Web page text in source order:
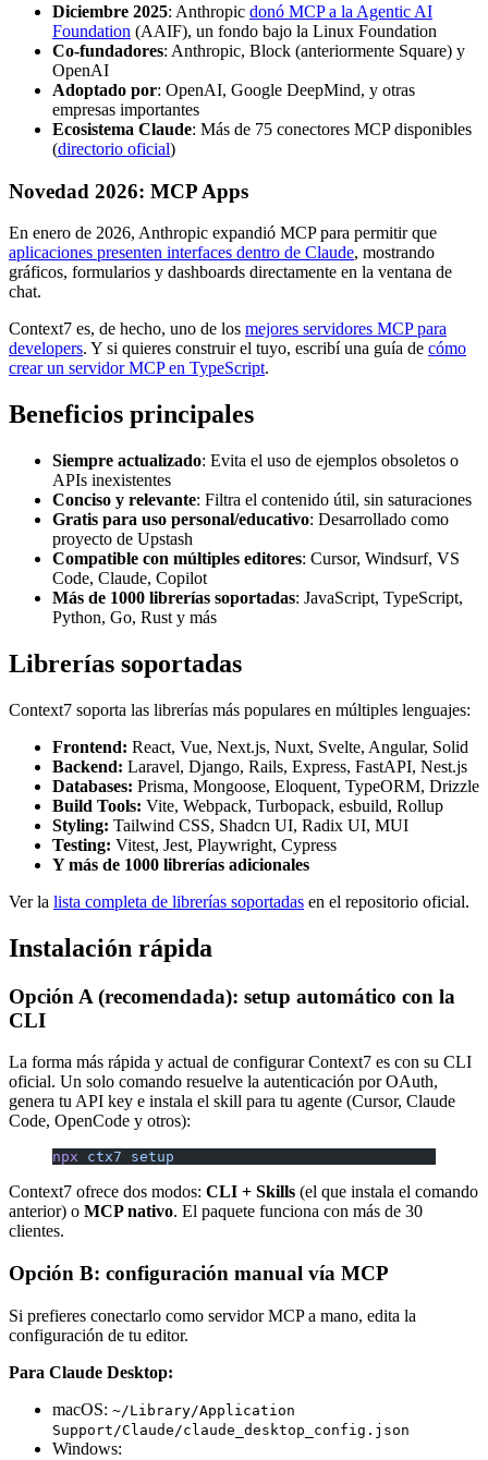
Diciembre 2025: Anthropic donó MCP a la Agentic AI
Foundation (AAIF), un fondo bajo la Linux Foundation
Co-fundadores: Anthropic, Block (anteriormente Square) y
OpenAI
Adoptado por: OpenAI, Google DeepMind, y otras
empresas importantes
Ecosistema Claude: Más de 75 conectores MCP disponibles
(directorio oficial)
Novedad 2026: MCP Apps
En enero de 2026, Anthropic expandió MCP para permitir que
aplicaciones presenten interfaces dentro de Claude, mostrando
gráficos, formularios y dashboards directamente en la ventana de
chat.
Context7 es, de hecho, uno de los mejores servidores MCP para
developers. Y si quieres construir el tuyo, escribí una guía de cómo
crear un servidor MCP en TypeScript.
Beneficios principales
Siempre actualizado: Evita el uso de ejemplos obsoletos o
APIs inexistentes
Conciso y relevante: Filtra el contenido útil, sin saturaciones
Gratis para uso personal/educativo: Desarrollado como
proyecto de Upstash
Compatible con múltiples editores: Cursor, Windsurf, VS
Code, Claude, Copilot
Más de 1000 librerías soportadas: JavaScript, TypeScript,
Python, Go, Rust y más
Librerías soportadas
Context7 soporta las librerías más populares en múltiples lenguajes:
Frontend: React, Vue, Next.js, Nuxt, Svelte, Angular, Solid
Backend: Laravel, Django, Rails, Express, FastAPI, Nest.js
Databases: Prisma, Mongoose, Eloquent, TypeORM, Drizzle
Build Tools: Vite, Webpack, Turbopack, esbuild, Rollup
Styling: Tailwind CSS, Shadcn UI, Radix UI, MUI
Testing: Vitest, Jest, Playwright, Cypress
Y más de 1000 librerías adicionales
Ver la lista completa de librerías soportadas en el repositorio oficial.
Instalación rápida
Opción A (recomendada): setup automático con la
CLI
La forma más rápida y actual de configurar Context7 es con su CLI
oficial. Un solo comando resuelve la autenticación por OAuth,
genera tu API key e instala el skill para tu agente (Cursor, Claude
Code, OpenCode y otros):
npx ctx7 setup
Context7 ofrece dos modos: CLI + Skills (el que instala el comando
anterior) o MCP nativo. El paquete funciona con más de 30
clientes.
Opción B: configuración manual vía MCP
Si prefieres conectarlo como servidor MCP a mano, edita la
configuración de tu editor.
Para Claude Desktop:
macOS: ~/Library/Application
Support/Claude/claude_desktop_config.json
Windows: